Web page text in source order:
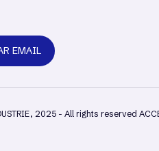
EMAIL
2025 - All rights reserved